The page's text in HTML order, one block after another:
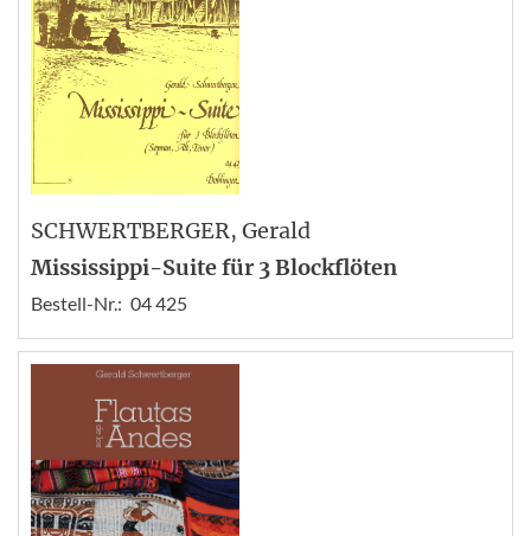
SCHWERTBERGER, Gerald
Mississippi-Suite für 3 Blockflöten
Bestell-Nr.: 04 425